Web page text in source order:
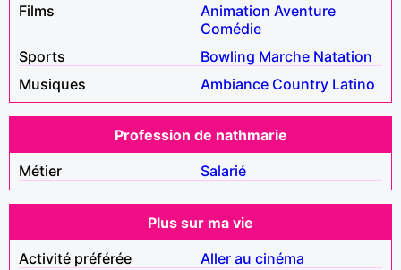
Films
Animation Aventure
Comédie
Sports
Bowling Marche Natation
Musiques
Ambiance Country Latino
Profession de nathmarie
Métier
Salarié
Plus sur ma vie
Activité préférée
Aller au cinéma